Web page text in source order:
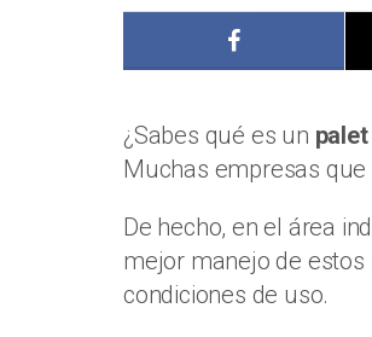
¿Sabes qué es un
Muchas empresas
De hecho, en el área
mejor manejo de estos
condiciones de uso.